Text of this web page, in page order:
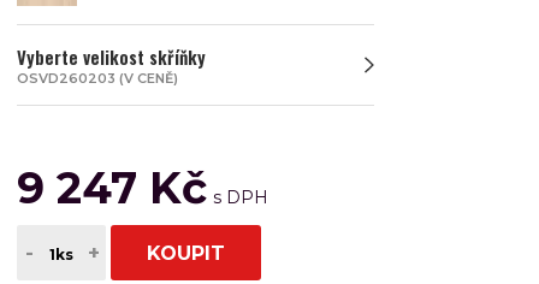
Vyberte velikost skříňky
OSVD260203 (V CENĚ)
9 247 Kč
- + KOUPIT